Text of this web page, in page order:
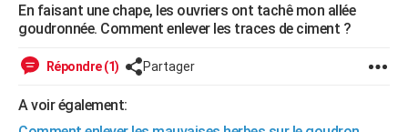
Mobiles
Meilleur smartphone
Internet
Ordinateurs
Jeux vidéo
Guide high-tech
+BRICOLAGE
Forum
Aménagement intérieur
Extérieur
Cuisine
Salle de bains
Jardinage
Rangement
WEEK-END
Art de vivre
Bien-être
Loisirs
Mode
Modes de vie
En faisant une chape, les ouvriers ont tachê mon allée
goudronnée. Comment enlever les traces de ciment ?
Répondre (1) Partager
A voir également: